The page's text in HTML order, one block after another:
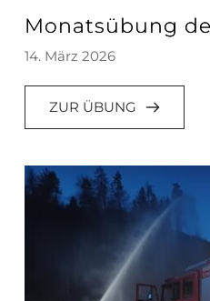
Monatsübung
14. März 2026
ZUR ÜBUNG